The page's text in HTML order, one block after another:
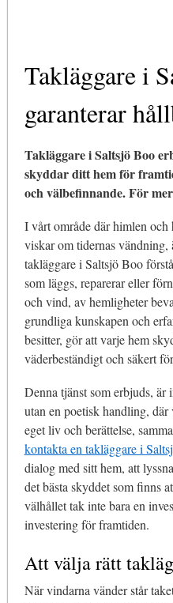
Takläggare i
garanterar
Takläggare i Saltsjö Boo
skyddar ditt hem för
och välbefinnande. För
I vårt område där himlen och
viskar om tidernas vändning,
takläggare i Saltsjö Boo
som läggs, reparerar eller
och vind, av hemligheter
grundliga kunskapen och
besitter, gör att varje hem
väderbeständigt och säkert
Denna tjänst som erbjuds, är
utan en poetisk handling,
eget liv och berättelse,
kontakta en takläggare i
dialog med sitt hem, att
det bästa skyddet som finns
välhållet tak inte bara en
investering för framtiden.
Att välja rätt
När vindarna vänder står